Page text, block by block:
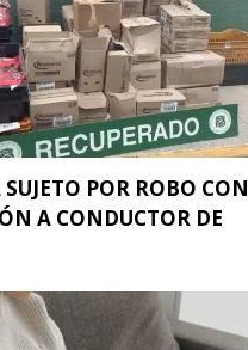
POR ROBO CON
A CONDUCTOR DE